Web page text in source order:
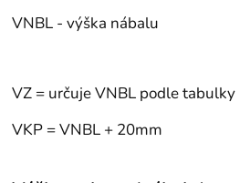
VNBL - výška nábalu
VZ = určuje VNBL podle tabulky
VKP = VNBL + 20mm